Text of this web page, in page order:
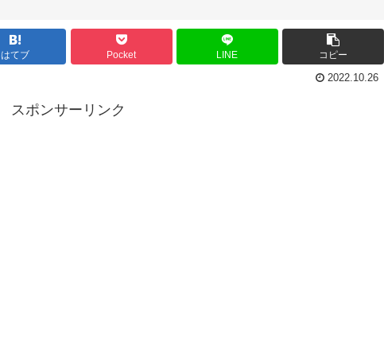
はてブ Pocket LINE コピー
2022.10.26
スポンサーリンク